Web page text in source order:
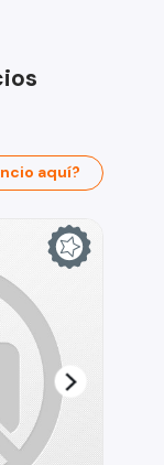
aquí?